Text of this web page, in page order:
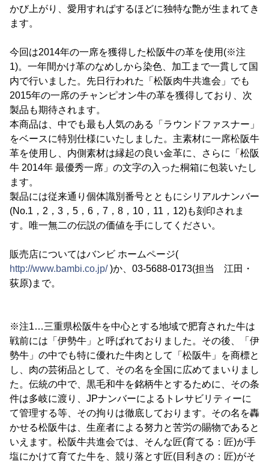
かび上がり、愛用すればするほどに独特な艶が生まれてき
ます。
今回は2014年の一席を獲得した松阪牛の革を使用(※注
1)。一年間かけ革のなめしから染色、加工まで一貫して国
内で行いました。先日行われた「松阪肉牛共進会」でも
2015年の一席のチャンピオン牛の革を獲得しており、次
製品も期待されます。
本商品は、中でも最も人気のある「ラウンドファスナー」
をベースに特別仕様にいたしました。主素材に一席松阪牛
革を使用し、内側素材は縁起の良い金革に、さらに「松阪
牛 2014年 最優秀一席」の文字の入った桐箱に包装いたし
ます。
製品には従来通り個体識別番号とともにシリアルナンバー
(No.1，2，3，5，6，7，8，10，11，12)も刻印されま
す。唯一無二の伝説の価値を手にしてください。
販売店についてはバンビ ホームページ(
http://www.bambi.co.jp/)か、03-5688-0173(担当 江田・
荻原)まで。
※注1…三重県松阪牛を中心とする地域で肥育された牛は
戦前には「伊勢牛」と呼ばれておりました。その後、「伊
勢牛」の中でも特に優れた牛肉として「松阪牛」を商標と
し、肉の芸術品として、その名を全国に広めてまいりまし
た。伝統の中で、黒毛和牛を銘柄牛とするために、その条
件は多岐に渡り、JPナンバーによるトレサビリティーに
て管理する等、その拘りは徹底しております。その名を轟
かせる松阪牛は、生産者による努力と苦労の賜物であると
いえます。松阪牛共進会では、そんな匠(育てる：匠)が手
塩にかけて育てた牛を、競り落とす匠(目利きの：匠)がそ